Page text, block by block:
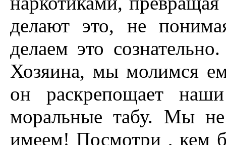
делают это, не
делаем это
Хозяина, мы молимся
он раскрепощает
моральные табу. Мы
имеем! Посмотри , кем